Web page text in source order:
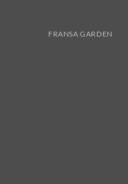
FRANSA GARDEN